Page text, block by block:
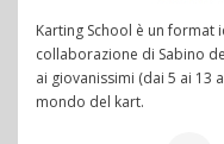
Karting School è un format
collaborazione di Sabino
ai giovanissimi (dai 5 ai 13
mondo del kart.